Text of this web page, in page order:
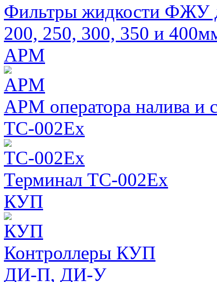
Фильтры жидкости ФЖУ
200, 250, 300, 350 и
АРМ
АРМ оператора налива и
ТС-002Ex
Терминал ТС-002Ex
КУП
Контроллеры КУП
ДИ-П, ДИ-У